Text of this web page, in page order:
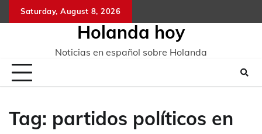
to
Saturday, August 8, 2026
Holanda hoy
Noticias en español sobre Holanda
Tag: partidos políticos en